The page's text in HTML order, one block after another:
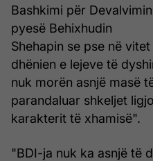
Bashkimi për
pyesë Behixhudin
Shehapin se pse në
dhënien e lejeve të
nuk morën asnjë masë
parandaluar shkeljet
karakterit të xhamisë".
"BDI-ja nuk ka asnjë të